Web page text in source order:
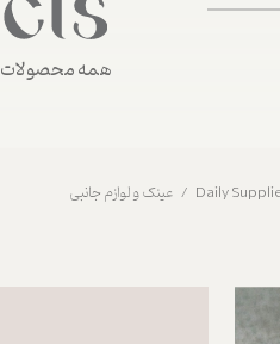
همه محصولات
عینک و لوازم جانبی